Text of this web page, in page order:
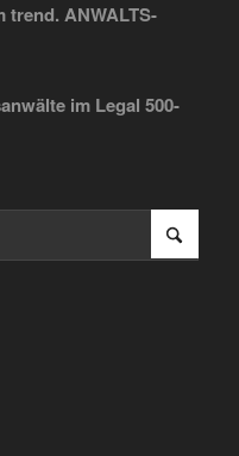
trend. ANWALTS-
im Legal 500-